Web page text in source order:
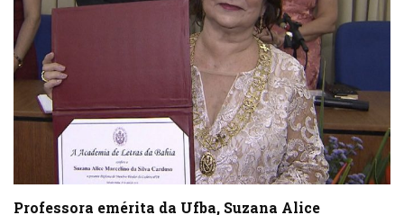
Professora emérita da Ufba, Suzana Alice